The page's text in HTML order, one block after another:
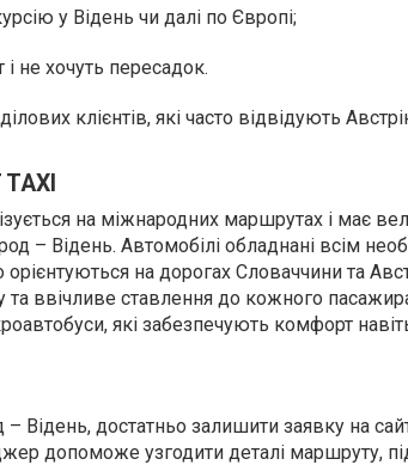
у Відень чи далі по Європі;
не хочуть пересадок.
клієнтів, які часто відвідують
на міжнародних маршрутах і має
– Відень. Автомобілі обладнані всім
на дорогах Словаччини та
та ввічливе ставлення до кожного
які забезпечують комфорт
Відень, достатньо залишити заявку на
допоможе узгодити деталі маршруту,